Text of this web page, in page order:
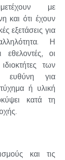
με
και ότι έχουν
εξετάσεις για
Η
οι
των
ευθύνη για
ή υλική
κατά τη
και τις